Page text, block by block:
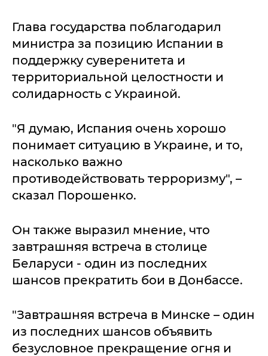
Глава государства поблагодарил
министра за позицию Испании в
поддержку суверенитета и
территориальной целостности и
солидарность с Украиной.
"Я думаю, Испания очень хорошо
понимает ситуацию в Украине, и то,
насколько важно
противодействовать терроризму", –
сказал Порошенко.
Он также выразил мнение, что
завтрашняя встреча в столице
Беларуси - один из последних
шансов прекратить бои в Донбассе.
"Завтрашняя встреча в Минске – один
из последних шансов объявить
безусловное прекращение огня и